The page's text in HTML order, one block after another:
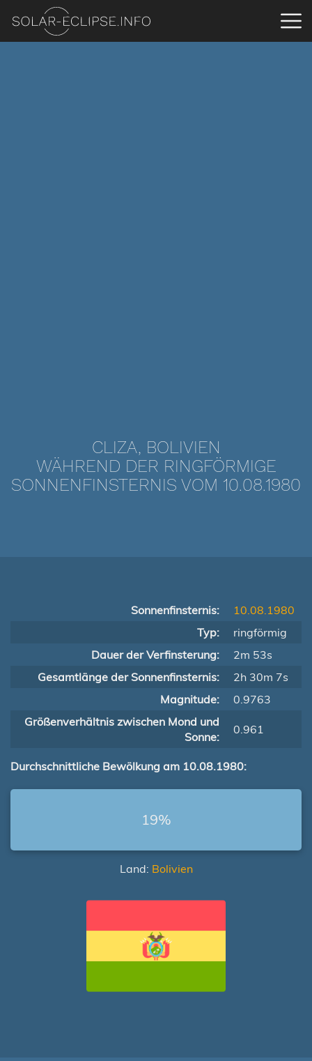
CLIZA, BOLIVIEN
WÄHREND DER RINGFÖRMIGE
SONNENFINSTERNIS VOM 10.08.1980
Sonnenfinsternis:
10.08.1980
Typ:
ringförmig
Dauer der Verfinsterung:
2m 53s
Gesamtlänge der Sonnenfinsternis:
2h 30m 7s
Magnitude:
0.9763
Größenverhältnis zwischen Mond und
Sonne:
0.961
Durchschnittliche Bewölkung am 10.08.1980:
19%
Land: Bolivien